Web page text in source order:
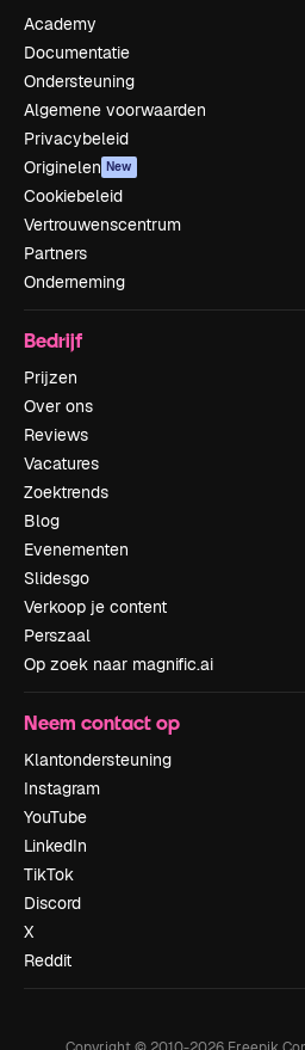
Academy
Documentatie
Ondersteuning
Algemene voorwaarden
Privacybeleid
Originelen New
Cookiebeleid
Vertrouwenscentrum
Partners
Onderneming
Bedrijf
Prijzen
Over ons
Reviews
Vacatures
Zoektrends
Blog
Evenementen
Slidesgo
Verkoop je content
Perszaal
Op zoek naar magnific.ai
Neem contact op
Klantondersteuning
Instagram
YouTube
LinkedIn
TikTok
Discord
X
Reddit